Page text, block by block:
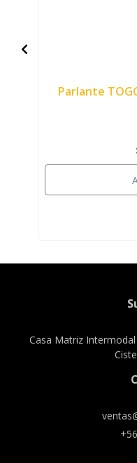
Parlante
Casa Matriz